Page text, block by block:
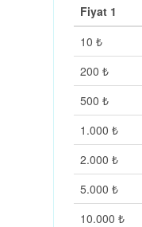
Fiyat 1
10 ₺
200 ₺
500 ₺
1.000 ₺
2.000 ₺
5.000 ₺
10.000 ₺